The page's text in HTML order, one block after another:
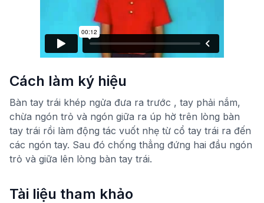
Cách làm ký hiệu
Bàn tay trái khép ngửa đưa ra trước , tay phải nắm,
chừa ngón trỏ và ngón giữa ra úp hờ trên lòng bàn
tay trái rồi làm động tác vuốt nhẹ từ cổ tay trái ra đến
các ngón tay. Sau đó chống thẳng đứng hai đầu ngón
trỏ và giữa lên lòng bàn tay trái.
Tài liệu tham khảo